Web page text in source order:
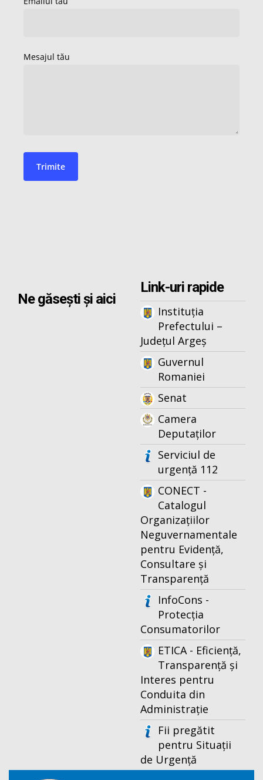
Ne găsești și aici
Link-uri rapide
Instituția
Prefectului –
Județul Argeș
Guvernul
Romaniei
Senat
Camera
Deputaților
Serviciul de
urgență 112
CONECT -
Catalogul
Organizațiilor
Neguvernamentale
pentru Evidență,
Consultare și
Transparență
InfoCons -
Protecția
Consumatorilor
ETICA - Eficiență,
Transparență și
Interes pentru
Conduita din
Administrație
Fii pregătit
pentru Situații
de Urgență